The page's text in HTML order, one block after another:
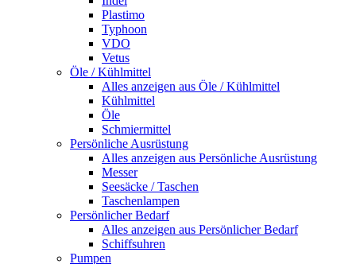
Plastimo
Typhoon
VDO
Vetus
Öle / Kühlmittel
Alles anzeigen aus Öle / Kühlmittel
Kühlmittel
Öle
Schmiermittel
Persönliche Ausrüstung
Alles anzeigen aus Persönliche Ausrüstung
Messer
Seesäcke / Taschen
Taschenlampen
Persönlicher Bedarf
Alles anzeigen aus Persönlicher Bedarf
Schiffsuhren
Pumpen